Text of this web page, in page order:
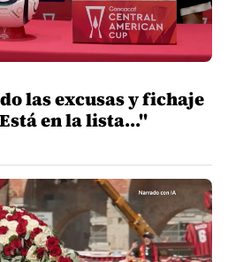
las excusas y fichaje
en la lista..."